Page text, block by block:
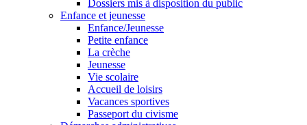
Dossiers mis à disposition du public
Enfance et jeunesse
Enfance/Jeunesse
Petite enfance
La crèche
Jeunesse
Vie scolaire
Accueil de loisirs
Vacances sportives
Passeport du civisme